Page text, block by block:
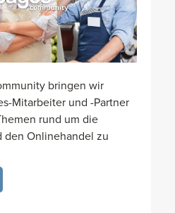
bringen wir
Mitarbeiter und -Partner
rund um die
den Onlinehandel zu